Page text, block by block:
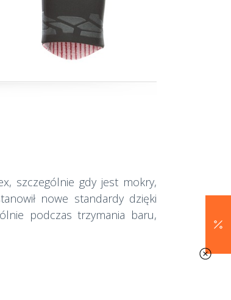
szczególnie gdy jest mokry,
nowe standardy dzięki
podczas trzymania baru,